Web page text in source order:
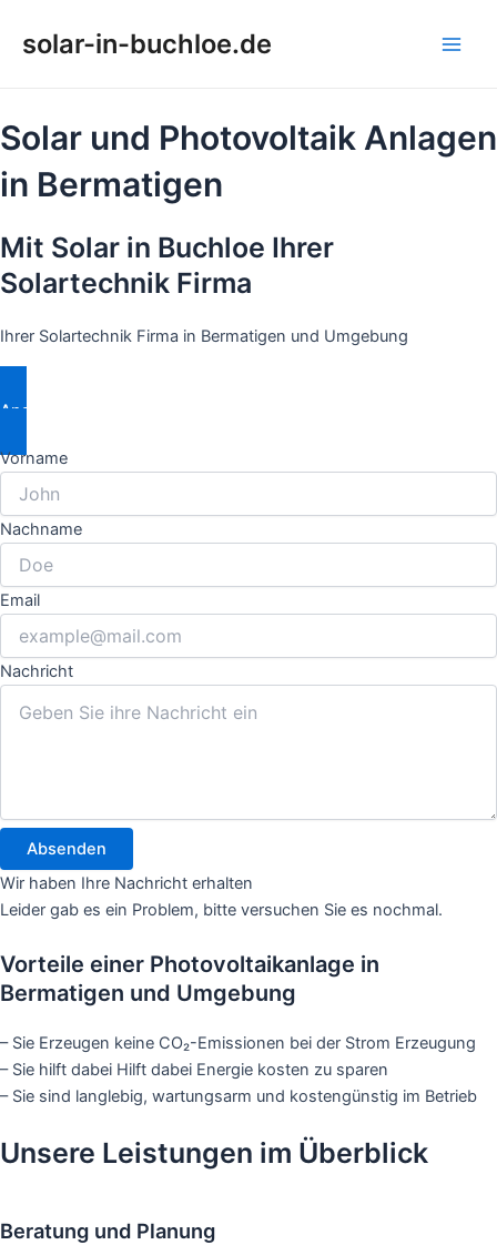
Inhaltsolar-in-buchloe.de
Solar und Photovoltaik Anlagen
in Bermatigen
Mit Solar in Buchloe Ihrer
Solartechnik Firma
Ihrer Solartechnik Firma in Bermatigen und Umgebung
Angebot Anfordern
Vorname
Nachname
Email
Nachricht
Absenden
Wir haben Ihre Nachricht erhalten
Leider gab es ein Problem, bitte versuchen Sie es nochmal.
Vorteile einer Photovoltaikanlage in
Bermatigen und Umgebung
– Sie Erzeugen keine CO₂-Emissionen bei der Strom Erzeugung
– Sie hilft dabei Hilft dabei Energie kosten zu sparen
– Sie sind langlebig, wartungsarm und kostengünstig im Betrieb
Unsere Leistungen im Überblick
Beratung und Planung